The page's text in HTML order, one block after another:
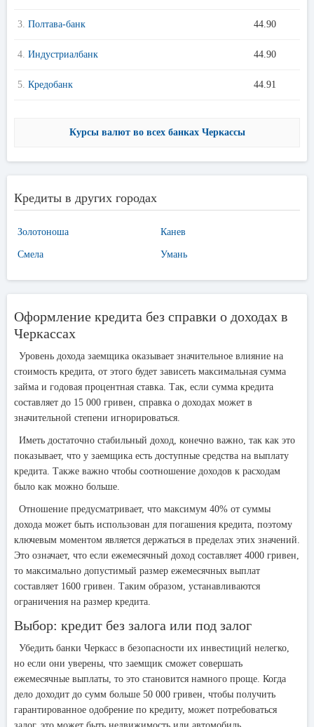
3. Полтава-банк 44.90
4. Индустриалбанк 44.90
5. Кредобанк 44.91
Курсы валют во всех банках Черкассы
Кредиты в других городах
Золотоноша Канев
Смела Умань
Оформление кредита без справки о доходах в
Черкассах
Уровень дохода заемщика оказывает значительное влияние на
стоимость кредита, от этого будет зависеть максимальная сумма
займа и годовая процентная ставка. Так, если сумма кредита
составляет до 15 000 гривен, справка о доходах может в
значительной степени игнорироваться.
Иметь достаточно стабильный доход, конечно важно, так как это
показывает, что у заемщика есть доступные средства на выплату
кредита. Также важно чтобы соотношение доходов к расходам
было как можно больше.
Отношение предусматривает, что максимум 40% от суммы
дохода может быть использован для погашения кредита, поэтому
ключевым моментом является держаться в пределах этих значений.
Это означает, что если ежемесячный доход составляет 4000 гривен,
то максимально допустимый размер ежемесячных выплат
составляет 1600 гривен. Таким образом, устанавливаются
ограничения на размер кредита.
Выбор: кредит без залога или под залог
Убедить банки Черкасс в безопасности их инвестиций нелегко,
но если они уверены, что заемщик сможет совершать
ежемесячные выплаты, то это становится намного проще. Когда
дело доходит до сумм больше 50 000 гривен, чтобы получить
гарантированное одобрение по кредиту, может потребоваться